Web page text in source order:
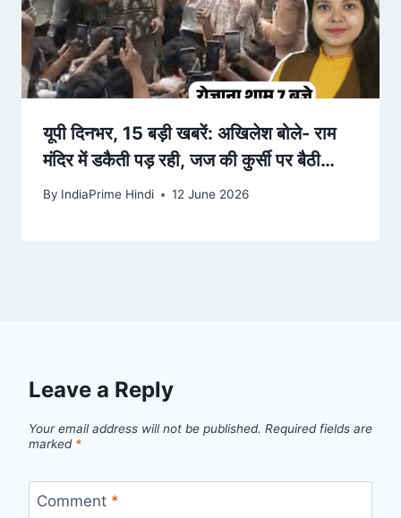
यूपी दिनभर, 15 बड़ी खबरें: अखिलेश बोले- राम
मंदिर में डकैती पड़ रही, जज की कुर्सी पर बैठी
महिला, सिपाही ने … – Dainik Bhaskar
By IndiaPrime Hindi 12 June 2026
Leave a Reply
Your email address will not be published. Required fields are
marked *
Comment *